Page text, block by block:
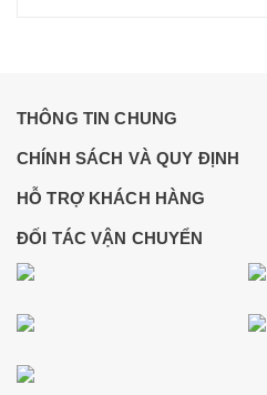
THÔNG TIN CHUNG
CHÍNH SÁCH VÀ QUY ĐỊNH
HỖ TRỢ KHÁCH HÀNG
ĐỐI TÁC VẬN CHUYỂN